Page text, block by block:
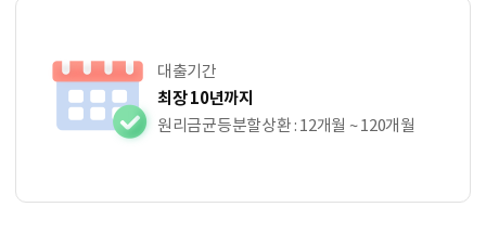
대출기간
최장 10년까지
원리금균등분할상환 : 12개월 ~ 120개월